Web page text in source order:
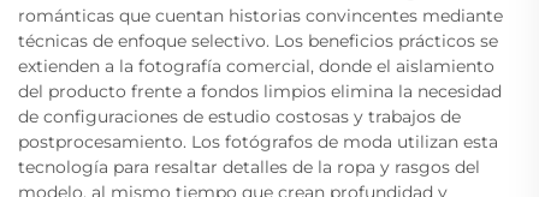
románticas que cuentan historias convincentes mediante
técnicas de enfoque selectivo. Los beneficios prácticos se
extienden a la fotografía comercial, donde el aislamiento
del producto frente a fondos limpios elimina la necesidad
de configuraciones de estudio costosas y trabajos de
postprocesamiento. Los fotógrafos de moda utilizan esta
tecnología para resaltar detalles de la ropa y rasgos del
modelo, al mismo tiempo que crean profundidad y